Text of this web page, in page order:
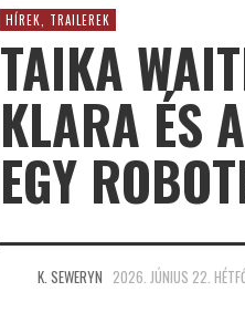
HÍREK, TRAILEREK
TAIKA
KLARA ÉS
EGY
K. SEWERYN 2026. JÚNIUS 22.